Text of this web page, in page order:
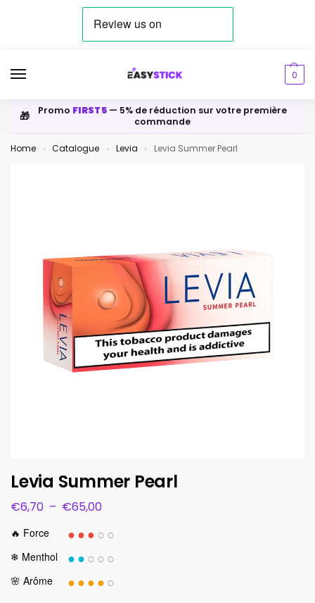
0
🎁 Promo FIRST5 — 5% de réduction sur votre première
commande
Home » Catalogue » Levia » Levia Summer Pearl
Levia Summer Pearl
€6,70 – €65,00
🔥 Force ●●●○○
❄ Menthol ●●○○○
🌸 Arôme ●●●●○